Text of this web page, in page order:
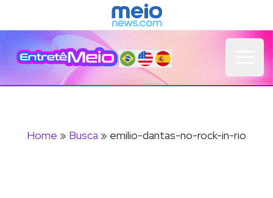
Home » Busca » emilio-dantas-no-rock-in-rio